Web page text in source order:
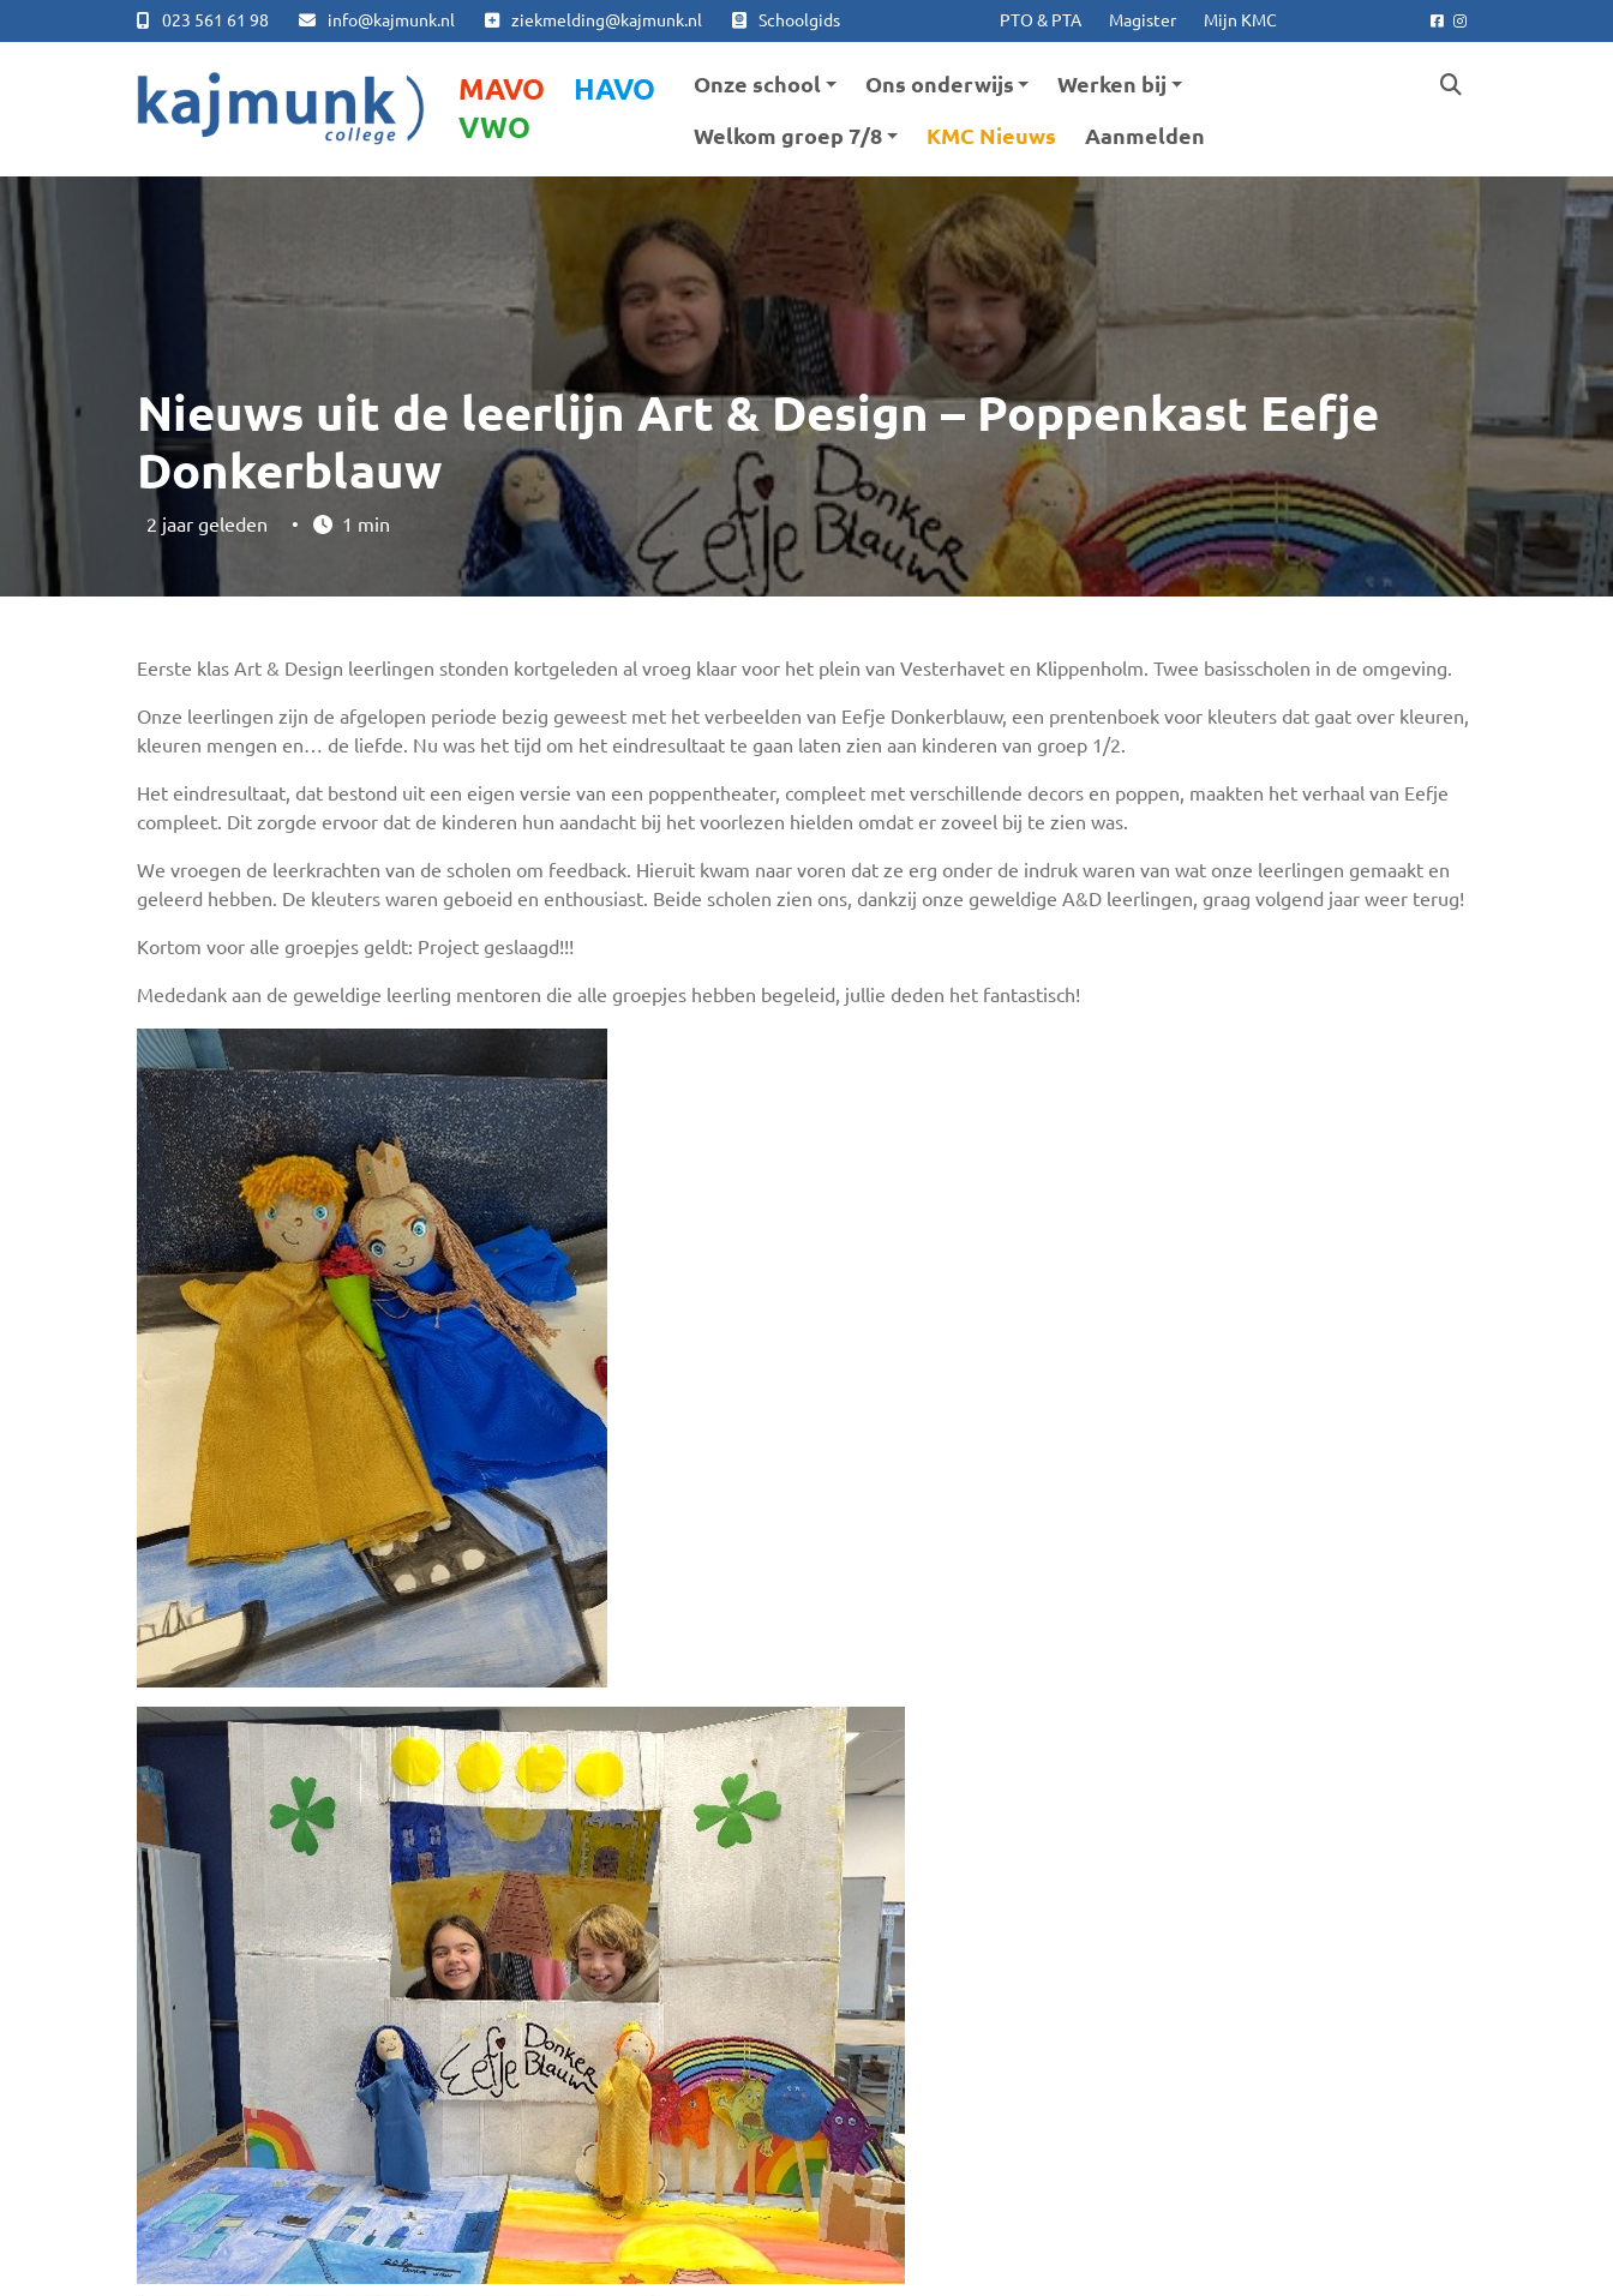
Ga naar hoofdinhoud
Ga naar footer
023 561 61 98 info@kajmunk.nl ziekmelding@kajmunk.nl Schoolgids PTO & PTA Magister Mijn KMC Facebook
Instagram
MAVO
HAVO
VWO
Onze school Ons onderwijs Werken bij
Welkom groep 7/8 KMC Nieuws Aanmelden
Nieuws uit de leerlijn Art & Design – Poppenkast Eefje
Donkerblauw
2 jaar geleden • 1 min
Eerste klas Art & Design leerlingen stonden kortgeleden al vroeg klaar voor het plein van Vesterhavet en Klippenholm. Twee basisscholen in de omgeving.
Onze leerlingen zijn de afgelopen periode bezig geweest met het verbeelden van Eefje Donkerblauw, een prentenboek voor kleuters dat gaat over kleuren,
kleuren mengen en… de liefde. Nu was het tijd om het eindresultaat te gaan laten zien aan kinderen van groep 1/2.
Het eindresultaat, dat bestond uit een eigen versie van een poppentheater, compleet met verschillende decors en poppen, maakten het verhaal van Eefje
compleet. Dit zorgde ervoor dat de kinderen hun aandacht bij het voorlezen hielden omdat er zoveel bij te zien was.
We vroegen de leerkrachten van de scholen om feedback. Hieruit kwam naar voren dat ze erg onder de indruk waren van wat onze leerlingen gemaakt en
geleerd hebben. De kleuters waren geboeid en enthousiast. Beide scholen zien ons, dankzij onze geweldige A&D leerlingen, graag volgend jaar weer terug!
Kortom voor alle groepjes geldt: Project geslaagd!!!
Mededank aan de geweldige leerling mentoren die alle groepjes hebben begeleid, jullie deden het fantastisch!